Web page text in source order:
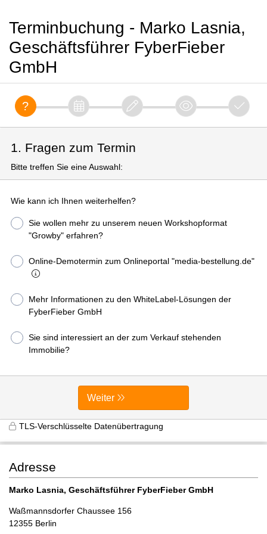
Terminbuchung - Marko Lasnia,
Geschäftsführer FyberFieber
GmbH
1. Fragen zum Termin
Bitte treffen Sie eine Auswahl:
Wie kann ich Ihnen weiterhelfen?
Sie wollen mehr zu unserem neuen Workshopformat
"Growby" erfahren?
Online-Demotermin zum Onlineportal "media-bestellung.de"
Mehr Informationen zu den WhiteLabel-Lösungen der
FyberFieber GmbH
Sie sind interessiert an der zum Verkauf stehenden
Immobilie?
Weiter
TLS-Verschlüsselte Datenübertragung
Adresse
Marko Lasnia, Geschäftsführer FyberFieber GmbH
Waßmannsdorfer Chaussee 156
12355 Berlin